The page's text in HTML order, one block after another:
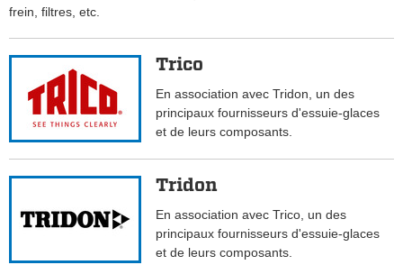
frein, filtres, etc.
Trico
En association avec Tridon, un des
principaux fournisseurs d'essuie-glaces
et de leurs composants.
Tridon
En association avec Trico, un des
principaux fournisseurs d'essuie-glaces
et de leurs composants.